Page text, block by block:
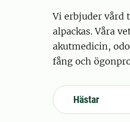
Vi erbjuder vård
alpackas. Våra
akutmedicin,
fång och
Hästar